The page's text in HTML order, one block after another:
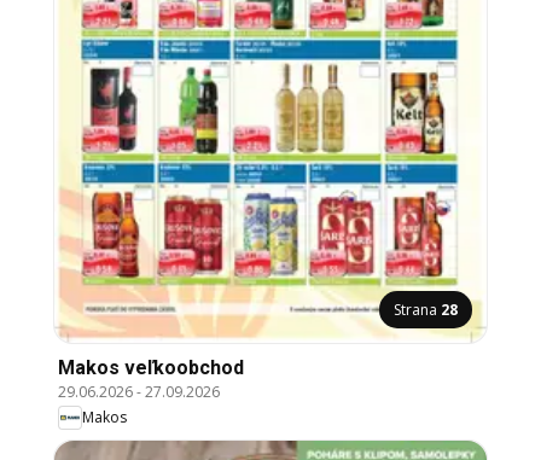
Strana 28
Makos veľkoobchod
29.06.2026-27.09.2026
Makos